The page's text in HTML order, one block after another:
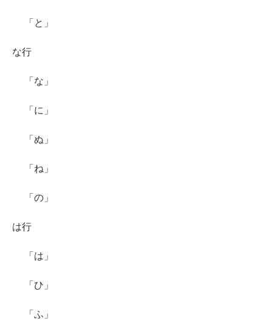
「と」
な行
「な」
「に」
「ぬ」
「ね」
「の」
は行
「は」
「ひ」
「ふ」